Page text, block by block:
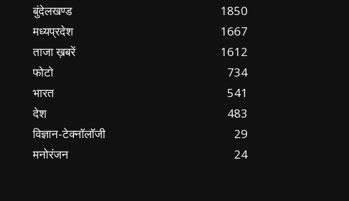
बुंदेलखण्ड
1850
मध्यप्रदेश
1667
ताजा ख़बरें
1612
फोटो
734
भारत
541
देश
483
विज्ञान-टेक्नॉलॉजी
29
मनोरंजन
24